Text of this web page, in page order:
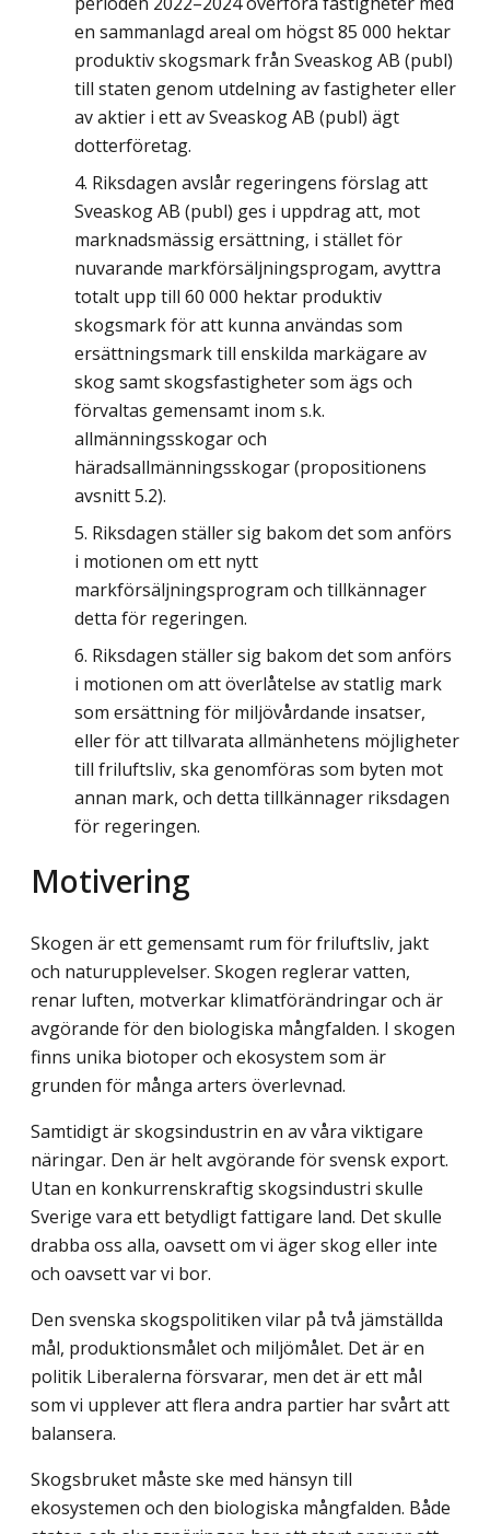
en sammanlagd areal om högst 85 000 hektar
produktiv skogsmark från Sveaskog AB (publ)
till staten genom utdelning av fastigheter eller
av aktier i ett av Sveaskog AB (publ) ägt
dotterföretag.
Riksdagen avslår regeringens förslag att
Sveaskog AB (publ) ges i uppdrag att, mot
marknadsmässig ersättning, i stället för
nuvarande markförsäljningsprogam, avyttra
totalt upp till 60 000 hektar produktiv
skogsmark för att kunna användas som
ersättningsmark till enskilda markägare av
skog samt skogsfastigheter som ägs och
förvaltas gemensamt inom s.k.
allmänningsskogar och
häradsallmänningsskogar (propositionens
avsnitt 5.2).
Riksdagen ställer sig bakom det som anförs
i motionen om ett nytt
markförsäljningsprogram och tillkännager
detta för regeringen.
Riksdagen ställer sig bakom det som anförs
i motionen om att överlåtelse av statlig mark
som ersättning för miljövårdande insatser,
eller för att tillvarata allmänhetens möjligheter
till friluftsliv, ska genomföras som byten mot
annan mark, och detta tillkännager riksdagen
för regeringen.
Motivering
Skogen är ett gemensamt rum för friluftsliv, jakt
och naturupplevelser. Skogen reglerar vatten,
renar luften, motverkar klimatförändringar och är
avgörande för den biologiska mångfalden. I skogen
finns unika biotoper och ekosystem som är
grunden för många arters överlevnad.
Samtidigt är skogsindustrin en av våra viktigare
näringar. Den är helt avgörande för svensk export.
Utan en konkurrenskraftig skogsindustri skulle
Sverige vara ett betydligt fattigare land. Det skulle
drabba oss alla, oavsett om vi äger skog eller inte
och oavsett var vi bor.
Den svenska skogspolitiken vilar på två jämställda
mål, produktionsmålet och miljö­målet. Det är en
politik Liberalerna försvarar, men det är ett mål
som vi upplever att flera andra partier har svårt att
balansera.
Skogsbruket måste ske med hänsyn till
ekosystemen och den biologiska mångfal­den. Både